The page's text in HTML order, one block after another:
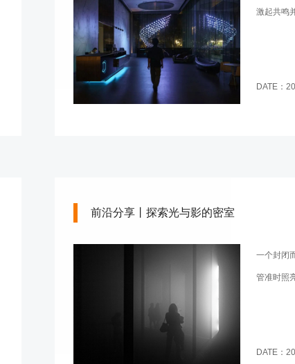
激起共鸣
DATE：
前沿分享丨探索光与影的密室
一个封闭
管准时照
DATE：